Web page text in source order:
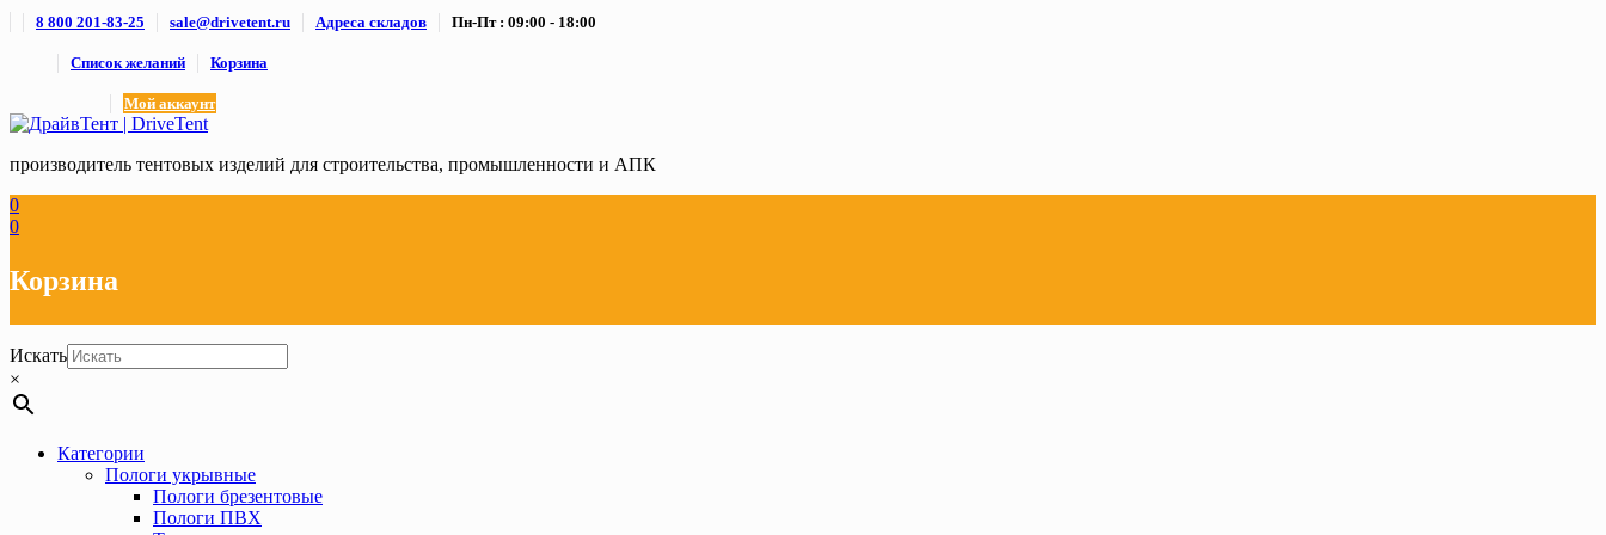
Skip8 800 201-83-25 sale@drivetent.ru Адреса складов Пн-Пт : 09:00 - 18:00
Список желаний Корзина
Мой аккаунт
производитель тентовых изделий для строительства, промышленности и АПК
0
0
Корзина
Искать
×
Категории
Пологи укрывные
Пологи брезентовые
Пологи ПВХ